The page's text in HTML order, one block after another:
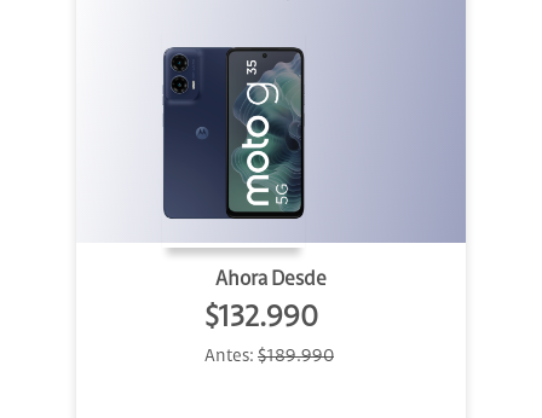
Ahora Desde
$132.990
Antes: $189.990